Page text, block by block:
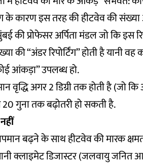
के कारण इस तरह की हीटवेव की
प्रोफेसर अर्पिता मंडल जो कि इस
की “अंडर रिपोर्टिंग” होती है यानी
आंकड़ा” उपलब्ध हो.
वृद्धि अगर 2 डिग्री तक होती है (जो कि
गुना तक बढ़ोतरी हो सकती है.
बढ़ने के साथ हीटवेव की मारक
क्लाइमेट डिजास्टर (जलवायु जनित